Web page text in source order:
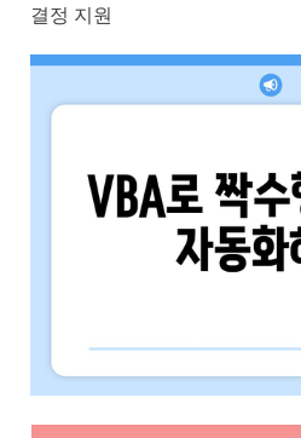
결정 지원